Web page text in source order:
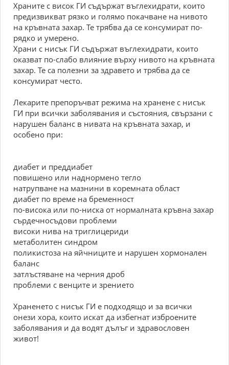
Храните с висок ГИ съдържат въглехидрати, които
предизвикват рязко и голямо покачване на нивото
на кръвната захар. Те трябва да се консумират по-
рядко и умерено.
Храни с нисък ГИ съдържат въглехидрати, които
оказват по-слабо влияние върху нивото на кръвната
захар. Те са полезни за здравето и трябва да се
консумират често.
Лекарите препоръчват режима на хранене с нисък
ГИ при всички заболявания и състояния, свързани с
нарушен баланс в нивата на кръвната захар, и
особено при:
диабет и преддиабет
повишено или наднормено тегло
натрупване на мазнини в коремната област
диабет по време на бременност
по-висока или по-ниска от нормалната кръвна захар
сърдечносъдови проблеми
високи нива на триглицериди
метаболитен синдром
поликистоза на яйчниците и нарушен хормонален
баланс
затлъстяване на черния дроб
проблеми с венците и зрението
Храненето с нисък ГИ е подходящо и за всички
онези хора, които искат да избегнат изброените
заболявания и да водят дълъг и здравословен
живот!